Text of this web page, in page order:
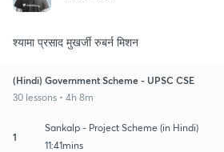
श्यामा प्रसाद मुखर्जी रुबर्न मिशन
(Hindi) Government Scheme - UPSC CSE
30 lessons • 4h 8m
1
Sankalp - Project Scheme (in Hindi)
11:41mins